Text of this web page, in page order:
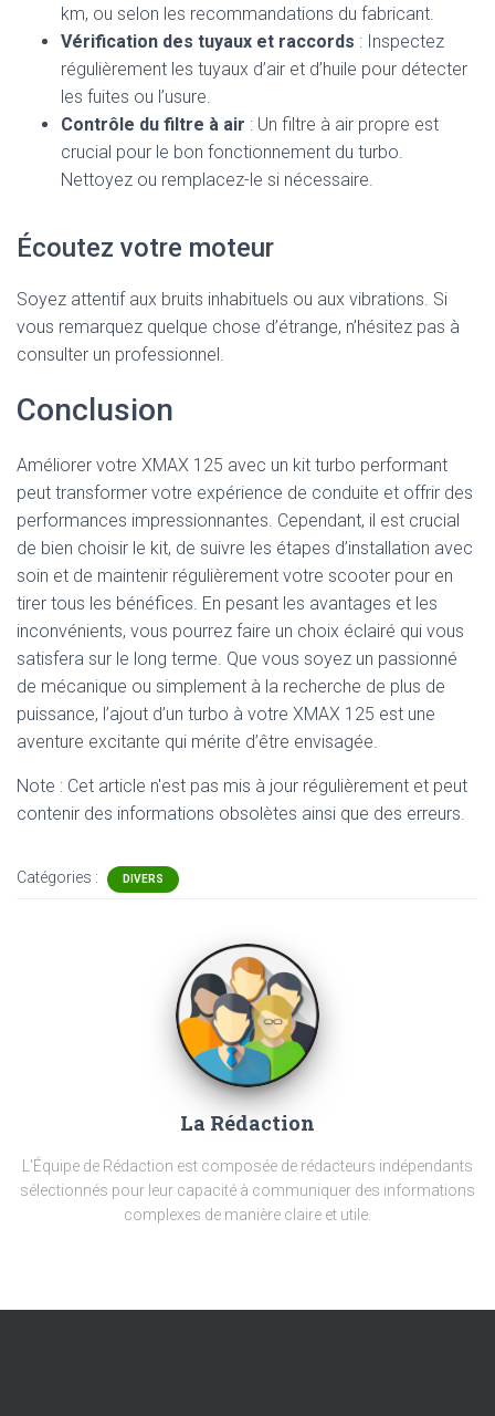
km, ou selon les recommandations du fabricant.
Vérification des tuyaux et raccords : Inspectez
régulièrement les tuyaux d’air et d’huile pour détecter
les fuites ou l’usure.
Contrôle du filtre à air : Un filtre à air propre est
crucial pour le bon fonctionnement du turbo.
Nettoyez ou remplacez-le si nécessaire.
Écoutez votre moteur
Soyez attentif aux bruits inhabituels ou aux vibrations. Si
vous remarquez quelque chose d’étrange, n’hésitez pas à
consulter un professionnel.
Conclusion
Améliorer votre XMAX 125 avec un kit turbo performant
peut transformer votre expérience de conduite et offrir des
performances impressionnantes. Cependant, il est crucial
de bien choisir le kit, de suivre les étapes d’installation avec
soin et de maintenir régulièrement votre scooter pour en
tirer tous les bénéfices. En pesant les avantages et les
inconvénients, vous pourrez faire un choix éclairé qui vous
satisfera sur le long terme. Que vous soyez un passionné
de mécanique ou simplement à la recherche de plus de
puissance, l’ajout d’un turbo à votre XMAX 125 est une
aventure excitante qui mérite d’être envisagée.
Note : Cet article n'est pas mis à jour régulièrement et peut
contenir des informations obsolètes ainsi que des erreurs.
Catégories : DIVERS
La Rédaction
L'Équipe de Rédaction est composée de rédacteurs indépendants
sélectionnés pour leur capacité à communiquer des informations
complexes de manière claire et utile.